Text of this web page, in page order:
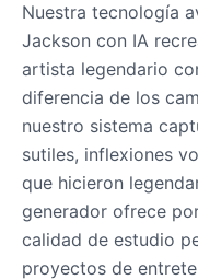
Male
Ice
Nuestra tecnología
Jackson con IA
artista legendario
diferencia de los
nuestro sistema
sutiles, inflexiones
que hicieron
generador ofrece
calidad de estudio
proyectos de